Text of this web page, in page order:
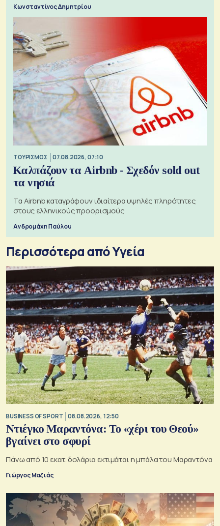
Κωνσταντίνος Δημητρίου
ΤΟΥΡΙΣΜΟΣ 07.08.2026, 07:10
Καλπάζουν τα Airbnb - Σχεδόν sold out
τα νησιά
Τα Airbnb καταγράφουν ιδιαίτερα υψηλές πληρότητες
στους ελληνικούς προορισμούς
Ανδρομάχη Παύλου
Περισσότερα από Υγεία
BUSINESS OF SPORT 08.08.2026, 12:50
Ντιέγκο Μαραντόνα: Το «χέρι του Θεού»
βγαίνει στο σφυρί
Πάνω από 10 εκατ. δολάρια εκτιμάται η μπάλα του Μαραντόνα
Γιώργος Μαζιάς